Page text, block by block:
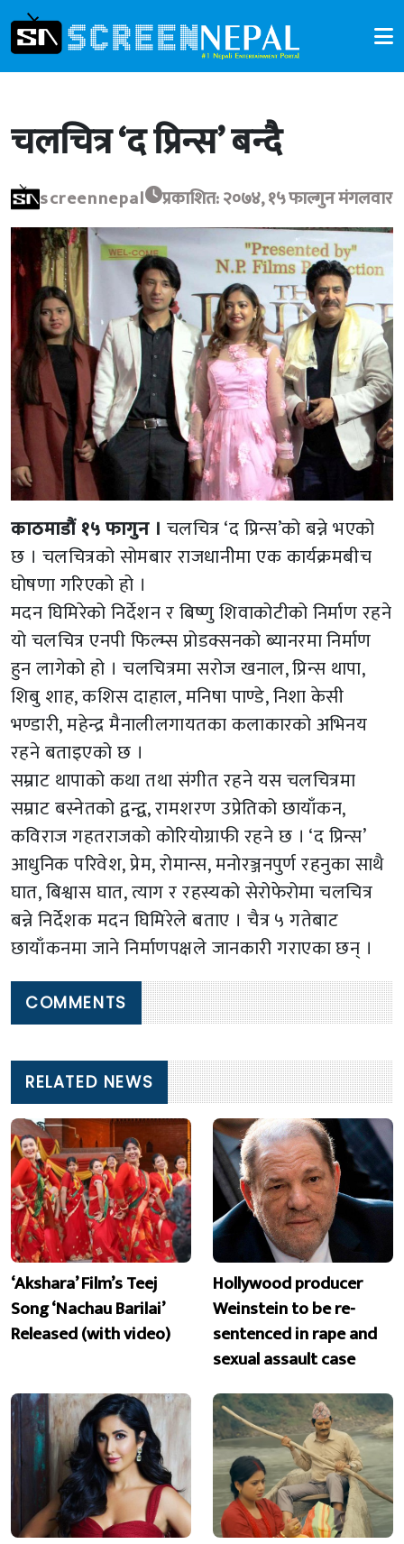
चलचित्र ‘द प्रिन्स’ बन्दै
screennepal प्रकाशित: २०७४, १५ फाल्गुन मंगलवार
काठमाडौं १५ फागुन । चलचित्र ‘द प्रिन्स’को बन्ने भएको
छ । चलचित्रको सोमबार राजधानीेमा एक कार्यक्रमबीच
घोषणा गरिएको हो ।
मदन घिमिरेको निर्देशन र बिष्णु शिवाकोटीको निर्माण रहने
यो चलचित्र एनपी फिल्म्स प्रोडक्सनको ब्यानरमा निर्माण
हुन लागेको हो । चलचित्रमा सरोज खनाल, प्रिन्स थापा,
शिबु शाह, कशिस दाहाल, मनिषा पाण्डे, निशा केसी
भण्डारी, महेन्द्र मैनालीलगायतका कलाकारको अभिनय
रहने बताइएको छ ।
सम्राट थापाको कथा तथा संगीत रहने यस चलचित्रमा
सम्राट बस्नेतको द्वन्द्व, रामशरण उप्रेतिको छायाँकन,
कविराज गहतराजको कोरियोग्राफी रहने छ । ‘द प्रिन्स’
आधुनिक परिवेश, प्रेम, रोमान्स, मनोरञ्जनपुर्ण रहनुका साथै
घात, बिश्वास घात, त्याग र रहस्यको सेरोफेरोमा चलचित्र
बन्ने निर्देशक मदन घिमिरेले बताए । चैत्र ५ गतेबाट
छायाँकनमा जाने निर्माणपक्षले जानकारी गराएका छन् ।
COMMENTS
RELATED NEWS
‘Akshara’ Film’s Teej
Song ‘Nachau Barilai’
Released (with video)
Hollywood producer
Weinstein to be re-
sentenced in rape and
sexual assault case